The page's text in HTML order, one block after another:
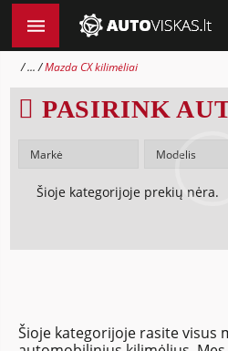
... Mazda CX kilimėliai
PASIRINK
Šioje kategorijoje prekių nėra.
Šioje kategorijoje rasite visus